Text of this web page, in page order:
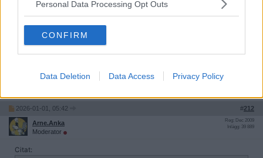
Personal Data Processing Opt Outs
CONFIRM
Data Deletion Data Access Privacy Policy
...och att jag skall försöka igen. Men det funkar ju inte. Vad är det
2026-01-01, 05:42 #212
Arne.Anka
Moderator
Reg: Dec 2009
Inlägg: 39 889
Citat: